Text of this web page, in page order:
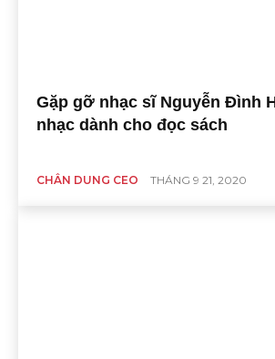
Gặp gỡ nhạc sĩ Nguyễn Đình
nhạc dành cho đọc sách
CHÂN DUNG CEO THÁNG 9 21, 2020